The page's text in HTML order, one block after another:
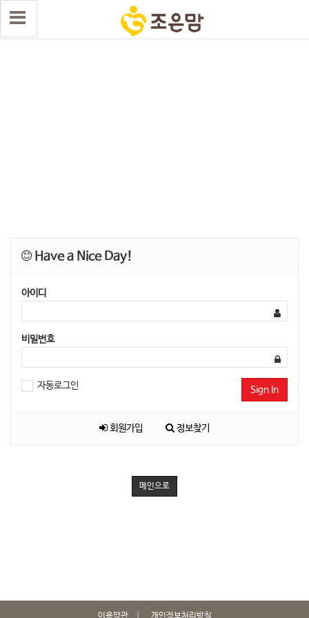
Have a Nice Day!
아이디
비밀번호
자동로그인 Sign In
회원가입 정보찾기
메인으로
이용약관 개인정보처리방침